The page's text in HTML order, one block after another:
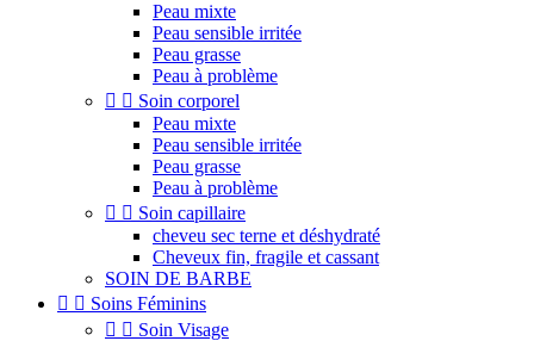
Peau mixte
Peau sensible irritée
Peau grasse
Peau à problème
  Soin corporel
Peau mixte
Peau sensible irritée
Peau grasse
Peau à problème
  Soin capillaire
cheveu sec terne et déshydraté
Cheveux fin, fragile et cassant
SOIN DE BARBE
  Soins Féminins
  Soin Visage